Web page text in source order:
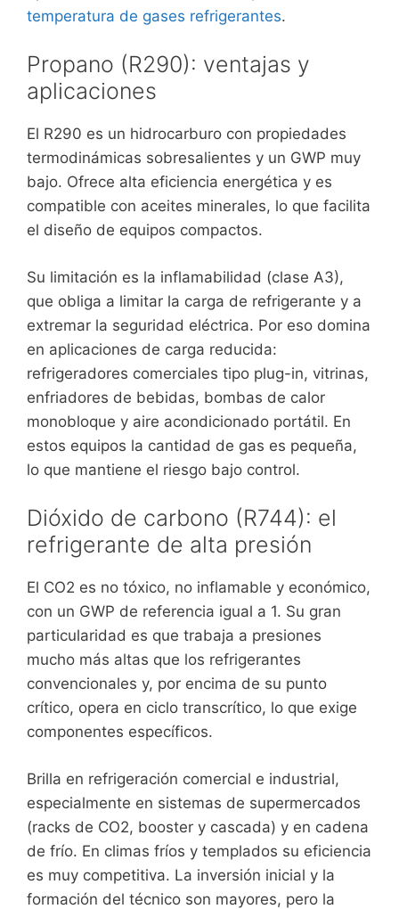
temperatura de gases refrigerantes.
Propano (R290): ventajas y
aplicaciones
El R290 es un hidrocarburo con propiedades
termodinámicas sobresalientes y un GWP muy
bajo. Ofrece alta eficiencia energética y es
compatible con aceites minerales, lo que facilita
el diseño de equipos compactos.
Su limitación es la inflamabilidad (clase A3),
que obliga a limitar la carga de refrigerante y a
extremar la seguridad eléctrica. Por eso domina
en aplicaciones de carga reducida:
refrigeradores comerciales tipo plug-in, vitrinas,
enfriadores de bebidas, bombas de calor
monobloque y aire acondicionado portátil. En
estos equipos la cantidad de gas es pequeña,
lo que mantiene el riesgo bajo control.
Dióxido de carbono (R744): el
refrigerante de alta presión
El CO2 es no tóxico, no inflamable y económico,
con un GWP de referencia igual a 1. Su gran
particularidad es que trabaja a presiones
mucho más altas que los refrigerantes
convencionales y, por encima de su punto
crítico, opera en ciclo transcrítico, lo que exige
componentes específicos.
Brilla en refrigeración comercial e industrial,
especialmente en sistemas de supermercados
(racks de CO2, booster y cascada) y en cadena
de frío. En climas fríos y templados su eficiencia
es muy competitiva. La inversión inicial y la
formación del técnico son mayores, pero la